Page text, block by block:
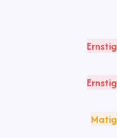
Ernstig
Ernstig
Matig